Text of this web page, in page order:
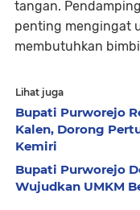
tangan.
penting mengingat
membutuhkan
Lihat juga
Bupati Purworejo
Kalen, Dorong
Kemiri
Bupati Purworejo
Wujudkan UMKM